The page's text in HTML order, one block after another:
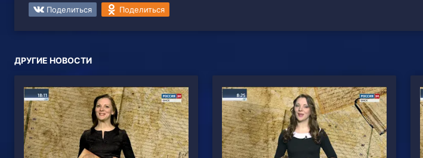
Поделиться Поделиться
ДРУГИЕ НОВОСТИ